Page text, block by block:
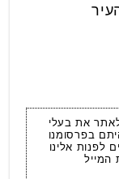
לאתר את בעלי
בפרסומנו
לפנות אלינו
המייל